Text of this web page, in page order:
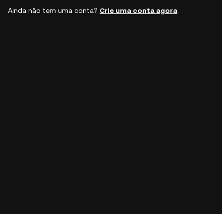
Ainda não tem uma conta? Crie uma conta agora